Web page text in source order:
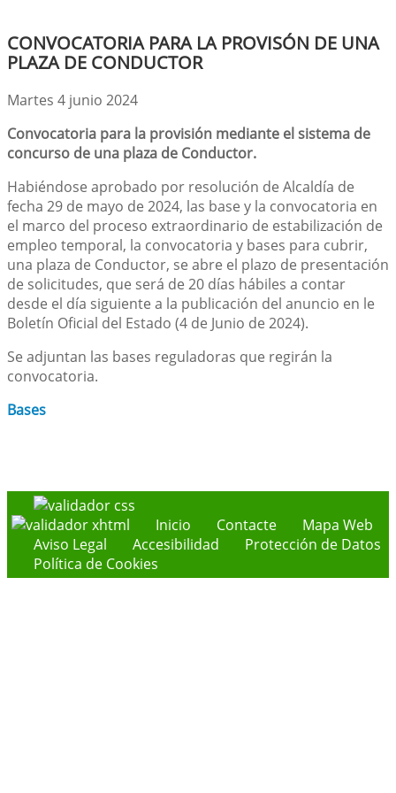
CONVOCATORIA PARA LA PROVISÓN DE UNA
PLAZA DE CONDUCTOR
Martes 4 junio 2024
Convocatoria para la provisión mediante el sistema de
concurso de una plaza de Conductor.
Habiéndose aprobado por resolución de Alcaldía de
fecha 29 de mayo de 2024, las base y la convocatoria en
el marco del proceso extraordinario de estabilización de
empleo temporal, la convocatoria y bases para cubrir,
una plaza de Conductor, se abre el plazo de presentación
de solicitudes, que será de 20 días hábiles a contar
desde el día siguiente a la publicación del anuncio en le
Boletín Oficial del Estado (4 de Junio de 2024).
Se adjuntan las bases reguladoras que regirán la
convocatoria.
Bases
Inicio Contacte
Mapa Web
Aviso Legal
Accesibilidad
Protección de Datos
Política de Cookies